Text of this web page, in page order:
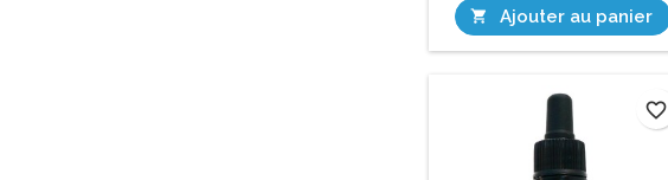
 Ajouter au panier
favorite_border